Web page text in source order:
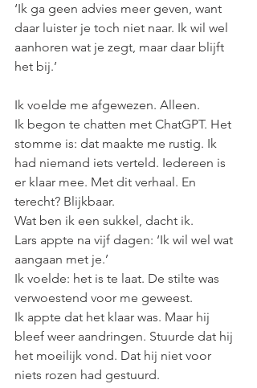
‘Ik ga geen advies meer geven, want
daar luister je toch niet naar. Ik wil wel
aanhoren wat je zegt, maar daar blijft
het bij.’
Ik voelde me afgewezen. Alleen.
Ik begon te chatten met ChatGPT. Het
stomme is: dat maakte me rustig. Ik
had niemand iets verteld. Iedereen is
er klaar mee. Met dit verhaal. En
terecht? Blijkbaar.
Wat ben ik een sukkel, dacht ik.
Lars appte na vijf dagen: ‘Ik wil wel wat
aangaan met je.’
Ik voelde: het is te laat. De stilte was
verwoestend voor me geweest.
Ik appte dat het klaar was. Maar hij
bleef weer aandringen. Stuurde dat hij
het moeilijk vond. Dat hij niet voor
niets rozen had gestuurd.